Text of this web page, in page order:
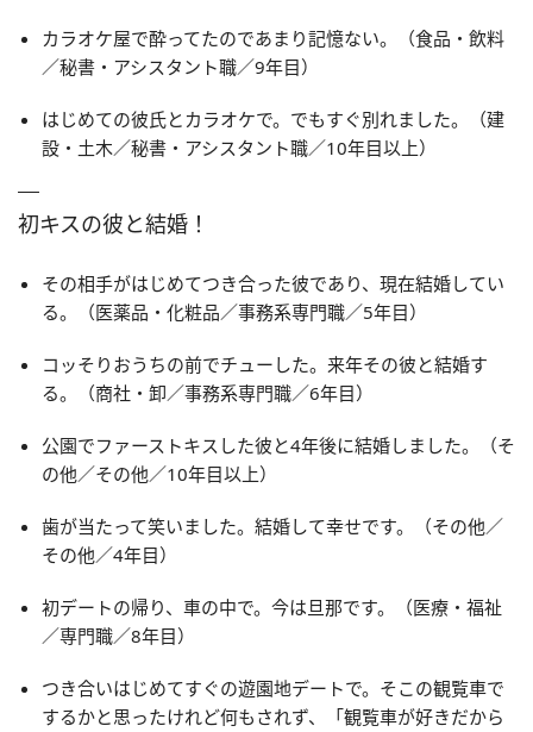
カラオケ屋で酔ってたのであまり記憶ない。（食品・飲料
／秘書・アシスタント職／9年目）
はじめての彼氏とカラオケで。でもすぐ別れました。（建
設・土木／秘書・アシスタント職／10年目以上）
初キスの彼と結婚！
その相手がはじめてつき合った彼であり、現在結婚してい
る。（医薬品・化粧品／事務系専門職／5年目）
コッそりおうちの前でチューした。来年その彼と結婚す
る。（商社・卸／事務系専門職／6年目）
公園でファーストキスした彼と4年後に結婚しました。（そ
の他／その他／10年目以上）
歯が当たって笑いました。結婚して幸せです。（その他／
その他／4年目）
初デートの帰り、車の中で。今は旦那です。（医療・福祉
／専門職／8年目）
つき合いはじめてすぐの遊園地デートで。そこの観覧車で
するかと思ったけれど何もされず、「観覧車が好きだから